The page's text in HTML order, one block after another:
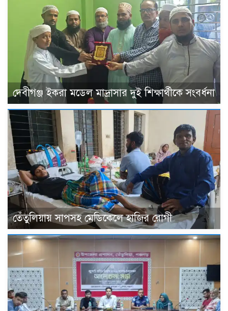
দেবীগঞ্জ ইকরা মডেল মাদ্রাসার দুই শিক্ষার্থীকে সংবর্ধনা
তেঁতুলিয়ায় সাপসহ মেডিকেলে হাজির রোগী